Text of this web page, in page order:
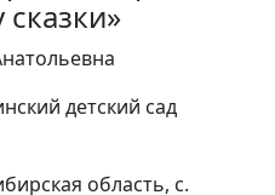
сказки»
детский сад
область, с.